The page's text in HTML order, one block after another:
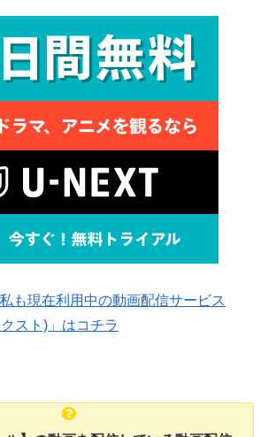
も現在利用中の動画配信サービス
スト)」はコチラ